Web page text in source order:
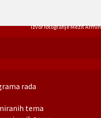
rada
tema
Izvor fotografije Mezit Armin